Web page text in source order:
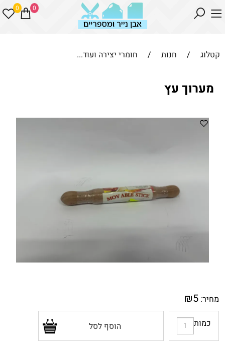
0 0
קטלוג / חנות / חומרי יצירה ועוד...
מערוך עץ
מחיר: ₪5
כמות הוסף לסל